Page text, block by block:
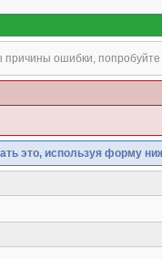
ошибки, попробуйте
это, используя форму